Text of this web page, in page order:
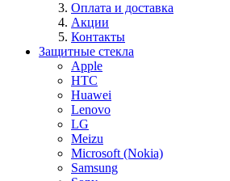
Оплата и доставка
Акции
Контакты
Защитные стекла
Apple
HTC
Huawei
Lenovo
LG
Meizu
Microsoft (Nokia)
Samsung